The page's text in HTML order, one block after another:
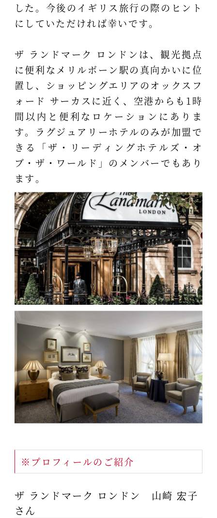
した。今後のイギリス旅行の際のヒント
にしていただければ幸いです。
ザ ランドマーク ロンドンは、観光拠点
に便利なメリルボーン駅の真向かいに位
置し、ショッピングエリアのオックスフ
ォード サーカスに近く、空港からも1時
間以内と便利なロケーションにありま
す。ラグジュアリーホテルのみが加盟で
きる「ザ・リーディングホテルズ・オ
ブ・ザ・ワールド」のメンバーでもあり
ます。
※プロフィールのご紹介
ザ ランドマーク ロンドン 山崎 宏子
さん